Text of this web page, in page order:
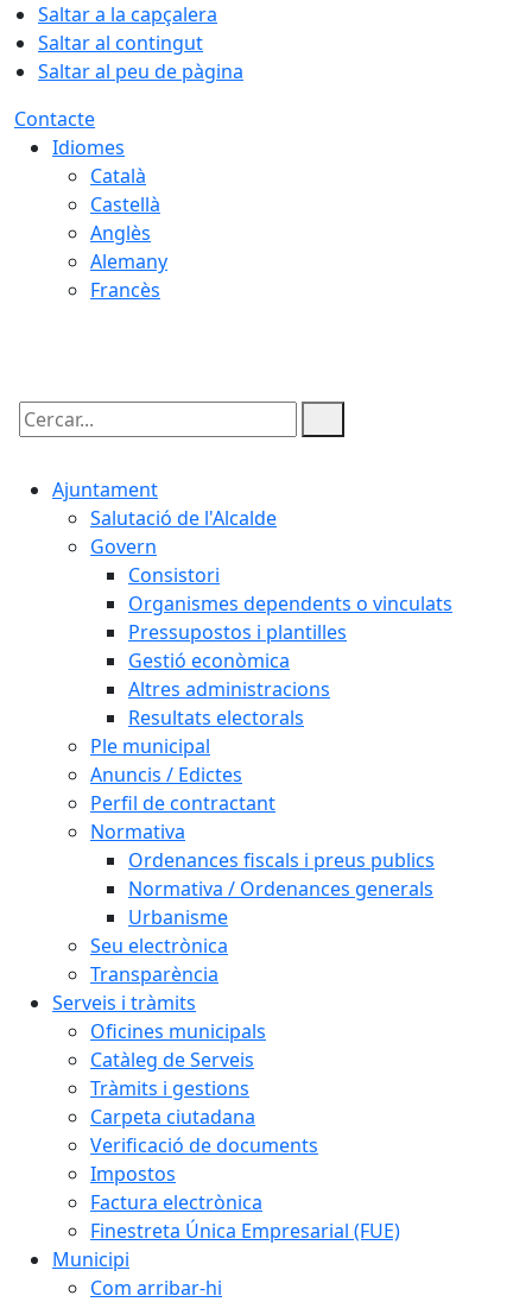
Saltar a la capçalera
Saltar al contingut
Saltar al peu de pàgina
Contacte
Idiomes
Català
Castellà
Anglès
Alemany
Francès
Cercar:
Ajuntament
Salutació de l'Alcalde
Govern
Consistori
Organismes dependents o vinculats
Pressupostos i plantilles
Gestió econòmica
Altres administracions
Resultats electorals
Ple municipal
Anuncis / Edictes
Perfil de contractant
Normativa
Ordenances fiscals i preus publics
Normativa / Ordenances generals
Urbanisme
Seu electrònica
Transparència
Serveis i tràmits
Oficines municipals
Catàleg de Serveis
Tràmits i gestions
Carpeta ciutadana
Verificació de documents
Impostos
Factura electrònica
Finestreta Única Empresarial (FUE)
Municipi
Com arribar-hi